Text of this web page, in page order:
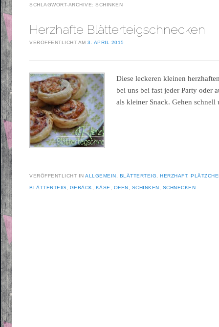
SCHLAGWORT-ARCHIVE:SCHINKEN
Herzhafte Blätterteigschnecken
VERÖFFENTLICHT AM3. APRIL 2015
Diese leckeren kleinen
bei uns bei fast jeder Party oder
als kleiner Snack. Gehen
VERÖFFENTLICHT INALLGEMEIN BLÄTTERTEIG ,HERZHAFT,
BLÄTTERTEIG GEBÄCK KÄSE OFEN SCHINKEN SCHNECKEN